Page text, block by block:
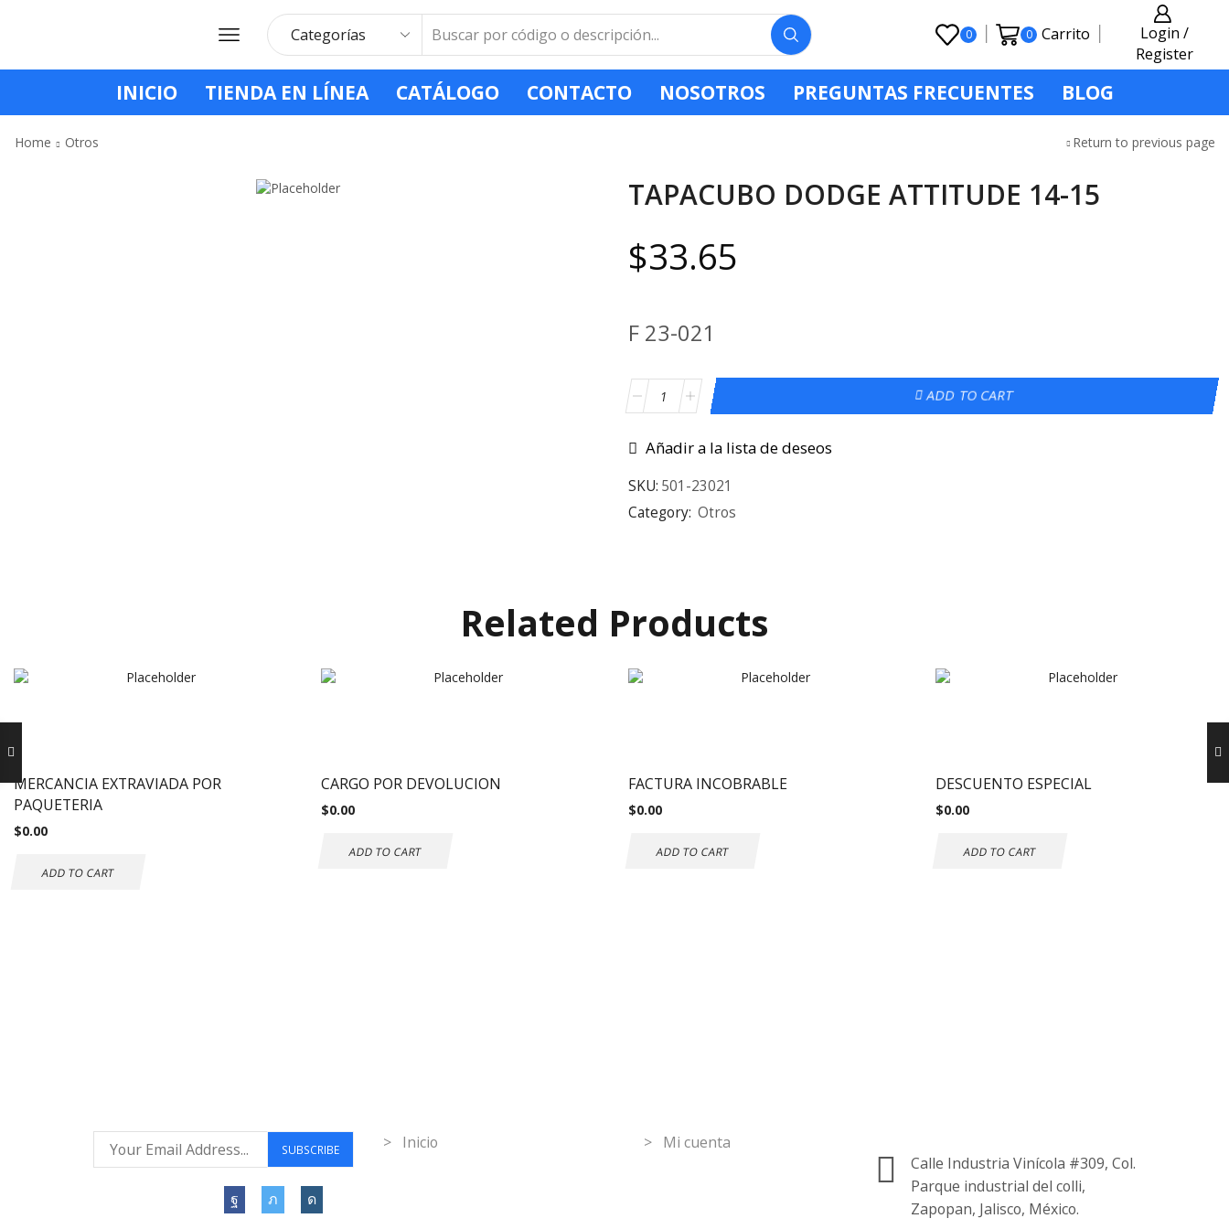
0 0 Carrito
Login /
Register
INICIO TIENDA EN LÍNEA CATÁLOGO CONTACTO NOSOTROS PREGUNTAS FRECUENTES BLOG
Home Otros Return to previous page
TAPACUBO DODGE ATTITUDE 14-15
$33.65
F 23-021
ADD TO CART
Añadir a la lista de deseos
SKU: 501-23021
Category: Otros
Related Products
MERCANCIA EXTRAVIADA POR
PAQUETERIA
$0.00
ADD TO CART
CARGO POR DEVOLUCION
$0.00
ADD TO CART
FACTURA INCOBRABLE
$0.00
ADD TO CART
DESCUENTO ESPECIAL
$0.00
ADD TO CART
> Inicio > Mi cuenta
Calle Industria Vinícola #309, Col.
Parque industrial del colli,
Zapopan, Jalisco, México.